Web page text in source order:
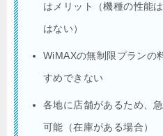
はメリット（機種の性能
はない）
WiMAXの無制限プランの
すめできない
各地に店舗があるため、
可能（在庫がある場合）